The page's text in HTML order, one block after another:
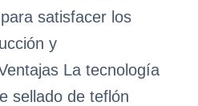
satisfacer los
y
La tecnología
sellado de teflón